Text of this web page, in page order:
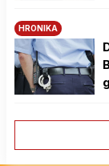
HRONIKA